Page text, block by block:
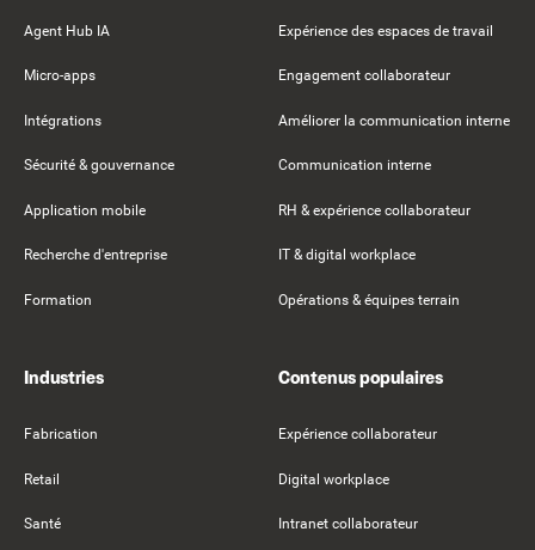
Agent Hub IA
Micro-apps
Intégrations
Sécurité & gouvernance
Application mobile
Recherche d'entreprise
Formation
Expérience des espaces de travail
Engagement collaborateur
Améliorer la communication interne
Communication interne
RH & expérience collaborateur
IT & digital workplace
Opérations & équipes terrain
Industries
Fabrication
Retail
Santé
Contenus populaires
Expérience collaborateur
Digital workplace
Intranet collaborateur